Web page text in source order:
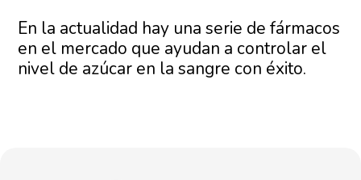
En la actualidad hay una serie de fármacos
en el mercado que ayudan a controlar el
nivel de azúcar en la sangre con éxito.